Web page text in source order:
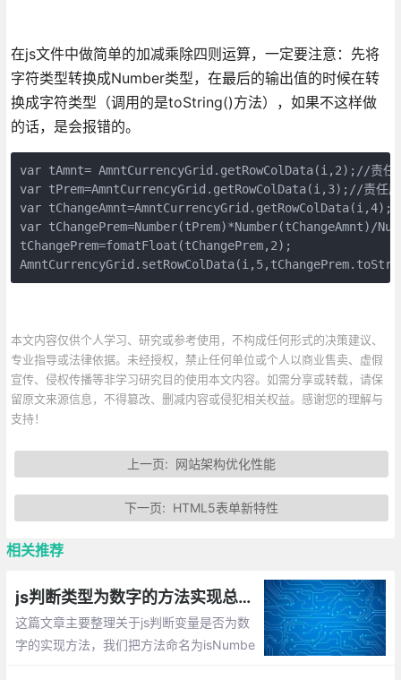
在js文件中做简单的加减乘除四则运算，一定要注意：先将
字符类型转换成Number类型，在最后的输出值的时候在转
换成字符类型（调用的是toString()方法），如果不这样做
的话，是会报错的。
var tAmnt= AmntCurrencyGrid.getRowColData(i,2);//责任
var tPrem=AmntCurrencyGrid.getRowColData(i,3);//责任原
var tChangeAmnt=AmntCurrencyGrid.getRowColData(i,4);//
var tChangePrem=Number(tPrem)*Number(tChangeAmnt)/
tChangePrem=fomatFloat(tChangePrem,2);
本文内容仅供个人学习、研究或参考使用，不构成任何形式的决策建议、
专业指导或法律依据。未经授权，禁止任何单位或个人以商业售卖、虚假
宣传、侵权传播等非学习研究目的使用本文内容。如需分享或转载，请保
留原文来源信息，不得篡改、删减内容或侵犯相关权益。感谢您的理解与
支持！
上一页: 网站架构优化性能
下一页: HTML5表单新特性
相关推荐
js判断类型为数字的方法实现总汇——原生js判断isNumber()
这篇文章主要整理关于js判断变量是否为数
字的实现方法，我们把方法命名为isNumbe